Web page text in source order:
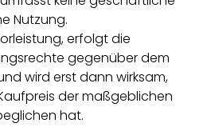
Nutzung.
erfolgt die
gegenüber dem
wird erst dann wirksam,
der maßgeblichen
hat.